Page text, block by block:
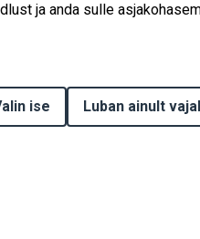
ja anda sulle
ise Luban ainult